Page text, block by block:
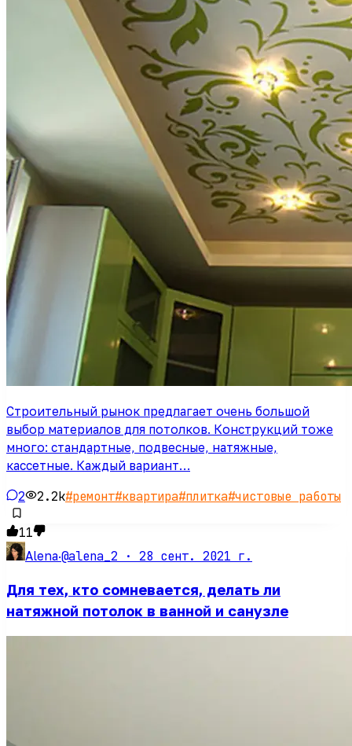
Строительный рынок предлагает очень большой
выбор материалов для потолков. Конструкций тоже
много: стандартные, подвесные, натяжные,
кассетные. Каждый вариант…
2 2.2k#ремонт#квартира#плитка#чистовые работы
11
Alena·@alena_2 · 28 сент. 2021 г.
Для тех, кто сомневается, делать ли
натяжной потолок в ванной и санузле